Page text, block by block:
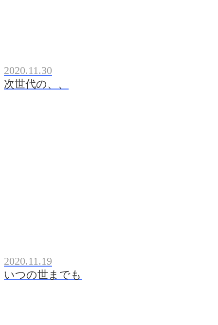
2020.11.30
次世代の、、
2020.11.19
いつの世までも